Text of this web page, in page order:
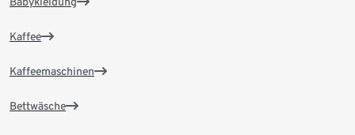
Kaffee
Kaffeemaschinen
Bettwäsche